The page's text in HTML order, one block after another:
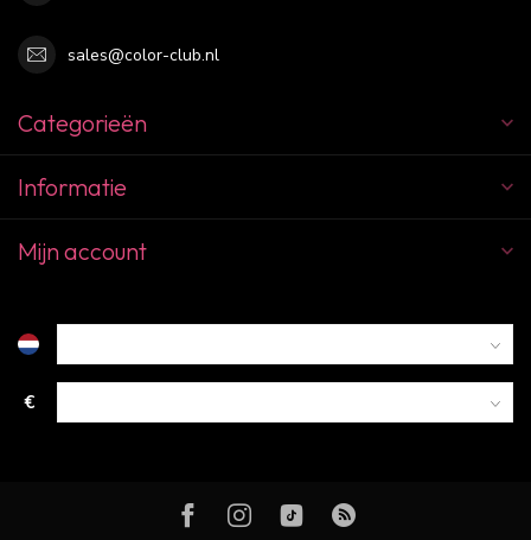
sales@color-club.nl
Categorieën
Informatie
Mijn account
€